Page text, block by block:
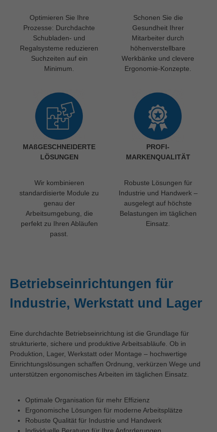
Optimieren Sie Ihre
Prozesse: Durchdachte
Schubladen- und
Regalsysteme reduzieren
Suchzeiten auf ein
Minimum.
Schonen Sie die
Gesundheit Ihrer
Mitarbeiter durch
höhenverstellbare
Werkbänke und clevere
Ergonomie-Konzepte.
MAßGESCHNEIDERTE
LÖSUNGEN
Wir kombinieren
standardisierte Module zu
genau der
Arbeitsumgebung, die
perfekt zu Ihren Abläufen
passt.
PROFI-
MARKENQUALITÄT
Robuste Lösungen für
Industrie und Handwerk –
ausgelegt auf höchste
Belastungen im täglichen
Einsatz.
Betriebseinrichtungen für
Industrie, Werkstatt und Lager
Eine durchdachte Betriebseinrichtung ist die Grundlage für
strukturierte, sichere und produktive Arbeitsabläufe. Ob in
Produktion, Lager, Werkstatt oder Montage – hochwertige
Einrichtungslösungen schaffen Ordnung, verkürzen Wege und
unterstützen ergonomisches Arbeiten im täglichen Einsatz.
Optimale Organisation für mehr Effizienz
Ergonomische Lösungen für moderne Arbeitsplätze
Robuste Qualität für Industrie und Handwerk
Individuelle Beratung für Ihre Anforderungen